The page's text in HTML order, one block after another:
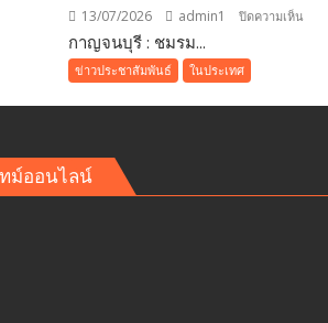
ชี้แจง
เดิน
หน้า
13/07/2026 admin1 ปิดความเห็น
กาญจนบุรี : ชมรม...
ข่าวประชาสัมพันธ์ ในประเทศ
ม์ออนไลน์